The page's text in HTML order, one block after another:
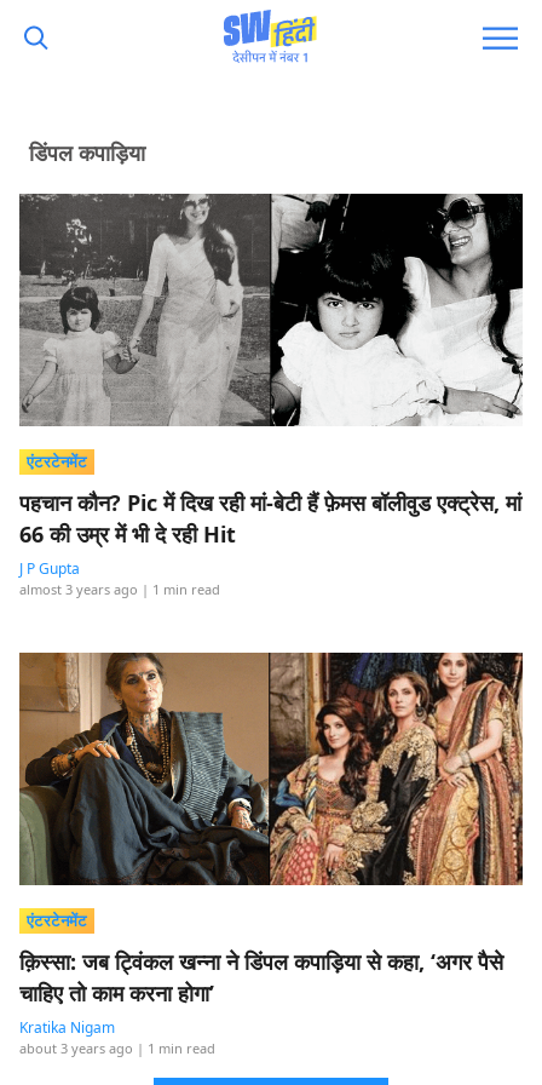
डिंपल कपाड़िया
एंटरटेनमेंट
पहचान कौन? Pic में दिख रही मां-बेटी हैं फ़ेमस बॉलीवुड एक्ट्रेस, मां
66 की उम्र में भी दे रही Hit
J P Gupta
almost 3 years ago | 1 min read
एंटरटेनमेंट
क़िस्सा: जब ट्विंकल खन्ना ने डिंपल कपाड़िया से कहा, ‘अगर पैसे
चाहिए तो काम करना होगा’
Kratika Nigam
about 3 years ago | 1 min read